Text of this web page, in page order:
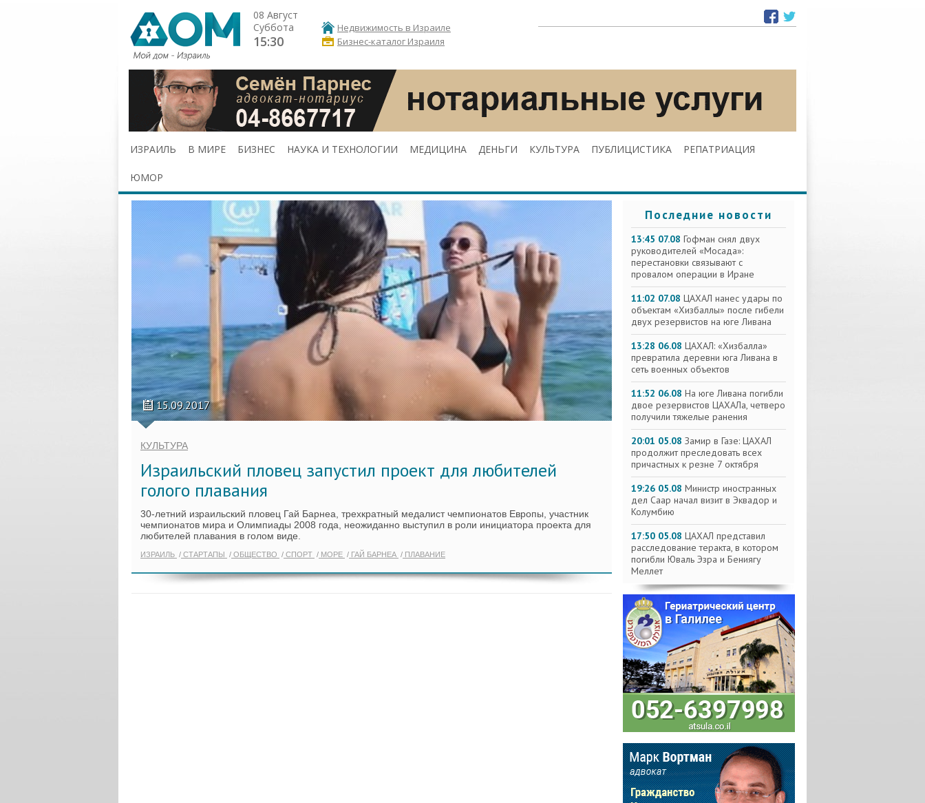
08 Август
Суббота
15:30
Недвижимость в Израиле
Бизнес-каталог Израиля
ИЗРАИЛЬ В МИРЕ БИЗНЕС НАУКА И ТЕХНОЛОГИИ МЕДИЦИНА ДЕНЬГИ КУЛЬТУРА ПУБЛИЦИСТИКА РЕПАТРИАЦИЯ
ЮМОР
15.09.2017
КУЛЬТУРА
Израильский пловец запустил проект для любителей
голого плавания
30-летний израильский пловец Гай Барнеа, трехкратный медалист чемпионатов Европы, участник
чемпионатов мира и Олимпиады 2008 года, неожиданно выступил в роли инициатора проекта для
любителей плавания в голом виде.
ИЗРАИЛЬ СТАРТАПЫ ОБЩЕСТВО СПОРТ МОРЕ ГАЙ БАРНЕА ПЛАВАНИЕ
Последние новости
13:45 07.08 Гофман снял двух
руководителей «Мосада»:
перестановки связывают с
провалом операции в Иране
11:02 07.08 ЦАХАЛ нанес удары по
объектам «Хизбаллы» после гибели
двух резервистов на юге Ливана
13:28 06.08 ЦАХАЛ: «Хизбалла»
превратила деревни юга Ливана в
сеть военных объектов
11:52 06.08 На юге Ливана погибли
двое резервистов ЦАХАЛа, четверо
получили тяжелые ранения
20:01 05.08 Замир в Газе: ЦАХАЛ
продолжит преследовать всех
причастных к резне 7 октября
19:26 05.08 Министр иностранных
дел Саар начал визит в Эквадор и
Колумбию
17:50 05.08 ЦАХАЛ представил
расследование теракта, в котором
погибли Юваль Эзра и Бениягу
Меллет